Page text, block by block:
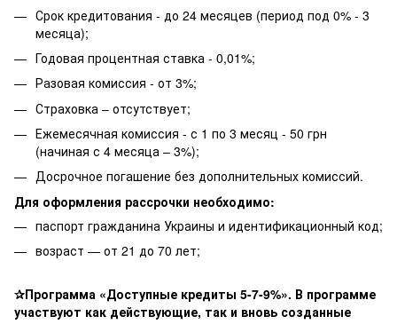
Срок кредитования - до 24 месяцев (период под 0% - 3
месяца);
Годовая процентная ставка - 0,01%;
Разовая комиссия - от 3%;
Страховка – отсутствует;
Ежемесячная комиссия - с 1 по 3 месяц - 50 грн
(начиная с 4 месяца – 3%);
Досрочное погашение без дополнительных комиссий.
Для оформления рассрочки необходимо:
паспорт гражданина Украины и идентификационный код;
возраст — от 21 до 70 лет;
✰Программа «Доступные кредиты 5-7-9%». В программе
участвуют как действующие, так и вновь созданные